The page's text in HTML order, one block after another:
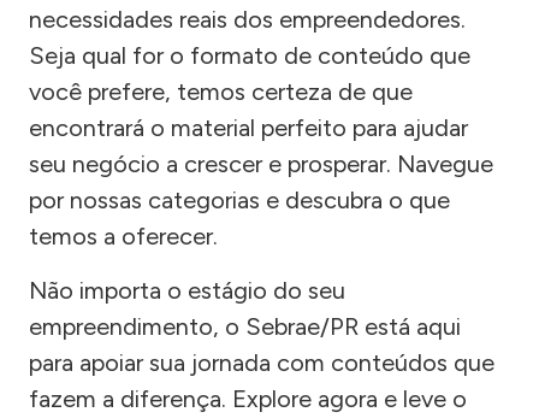
necessidades reais dos empreendedores.
Seja qual for o formato de conteúdo que
você prefere, temos certeza de que
encontrará o material perfeito para ajudar
seu negócio a crescer e prosperar. Navegue
por nossas categorias e descubra o que
temos a oferecer.
Não importa o estágio do seu
empreendimento, o Sebrae/PR está aqui
para apoiar sua jornada com conteúdos que
fazem a diferença. Explore agora e leve o